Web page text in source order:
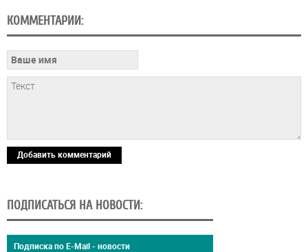
КОММЕНТАРИИ:
Добавить комментарий
ПОДПИСАТЬСЯ НА НОВОСТИ:
Подписка по E-Mail - новости